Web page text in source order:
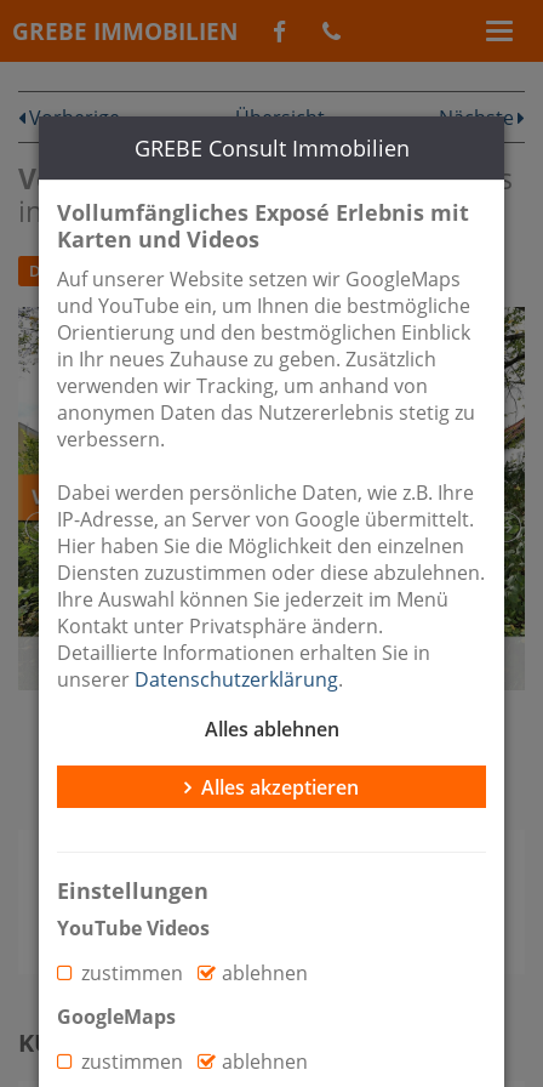
GREBE IMMOBILIEN
Vorherige Übersicht Nächste
Verkauft:Bauplatz für Ihr Traumhaus
in Zossen "Wohnen am Zillebogen"
DROHNENFLUG
Bildergalerie im Vollbild
Angebotspreis
50.350 €
KUNDENFEEDBACK
GREBE Consult Immobilien
Vollumfängliches Exposé Erlebnis mit
Karten und Videos
Auf unserer Website setzen wir GoogleMaps
und YouTube ein, um Ihnen die bestmögliche
Orientierung und den bestmöglichen Einblick
in Ihr neues Zuhause zu geben. Zusätzlich
verwenden wir Tracking, um anhand von
anonymen Daten das Nutzererlebnis stetig zu
verbessern.
Dabei werden persönliche Daten, wie z.B. Ihre
IP-Adresse, an Server von Google übermittelt.
Hier haben Sie die Möglichkeit den einzelnen
Diensten zuzustimmen oder diese abzulehnen.
Ihre Auswahl können Sie jederzeit im Menü
Kontakt unter Privatsphäre ändern.
Detaillierte Informationen erhalten Sie in
unserer Datenschutzerklärung.
Alles ablehnen
Alles akzeptieren
Einstellungen
YouTube Videos
zustimmen
ablehnen
GoogleMaps
zustimmen
ablehnen